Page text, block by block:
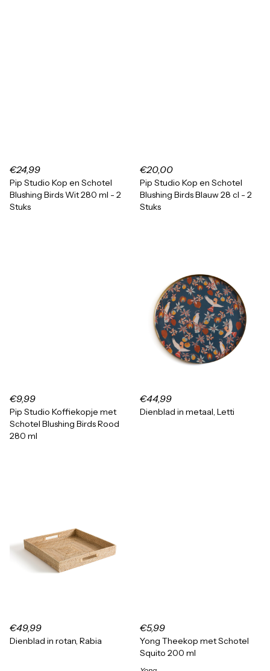
€24,99
Pip Studio Kop en Schotel
Blushing Birds Wit 280 ml - 2
Stuks
€20,00
Pip Studio Kop en Schotel
Blushing Birds Blauw 28 cl - 2
Stuks
€9,99
Pip Studio Koffiekopje met
Schotel Blushing Birds Rood
280 ml
€44,99
Dienblad in metaal, Letti
€49,99
Dienblad in rotan, Rabia
€5,99
Yong Theekop met Schotel
Squito 200 ml